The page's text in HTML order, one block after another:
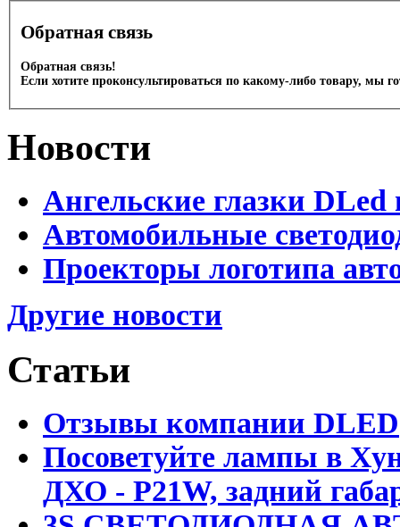
Обратная связь
Обратная связь!
Если хотите проконсультироваться по какому-либо товару, мы
Новости
Ангельские глазки DLed
Автомобильные
Проекторы логотипа
Другие новости
Статьи
Отзывы компании DLED
Посоветуйте лампы в
ДХО - P21W, задний